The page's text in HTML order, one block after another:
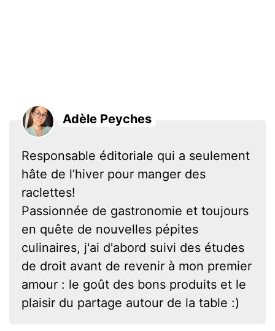
Adèle Peyches
Responsable éditoriale qui a seulement
hâte de l’hiver pour manger des
raclettes!
Passionnée de gastronomie et toujours
en quête de nouvelles pépites
culinaires, j'ai d'abord suivi des études
de droit avant de revenir à mon premier
amour : le goût des bons produits et le
plaisir du partage autour de la table :)